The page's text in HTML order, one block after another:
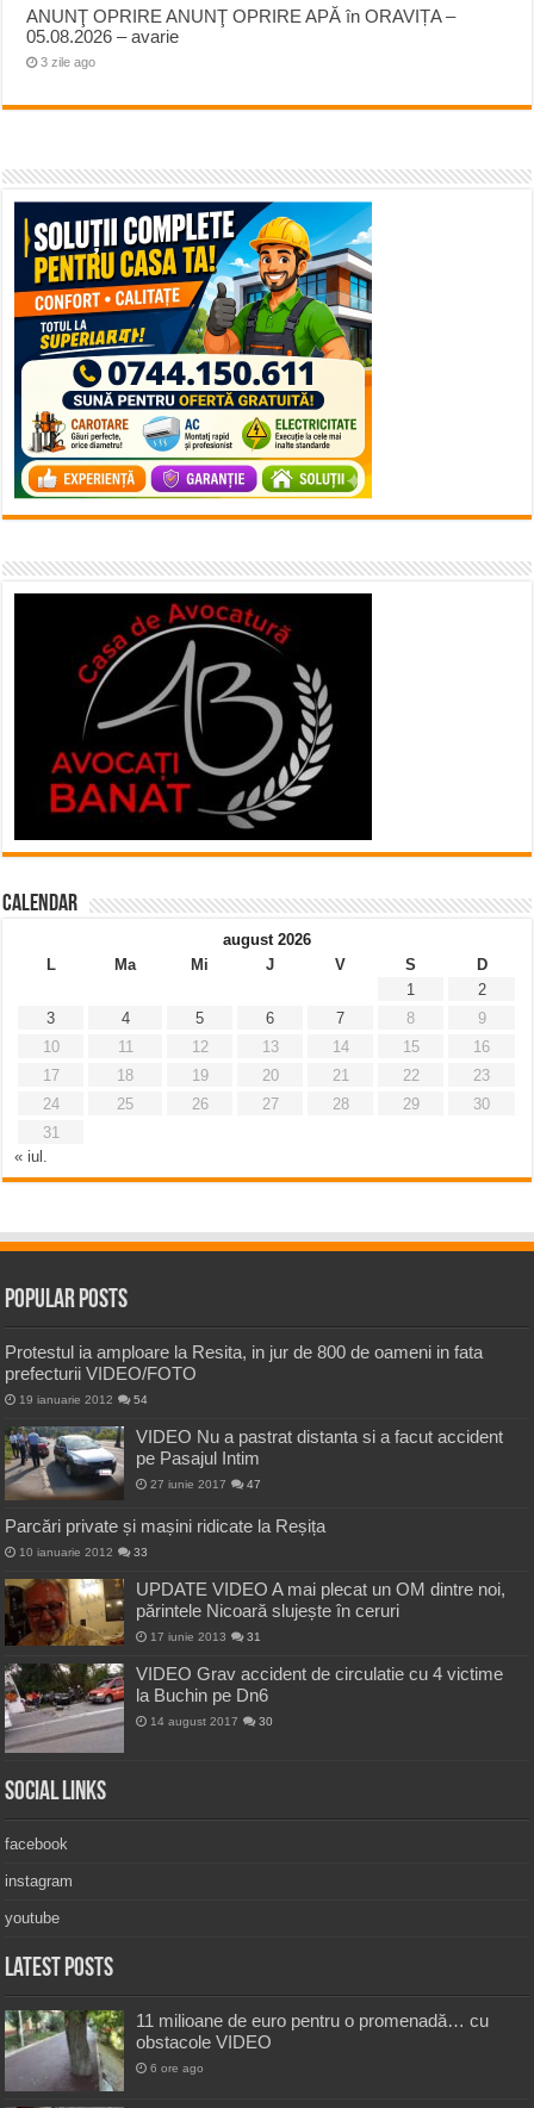
ANUNŢ OPRIRE ANUNŢ OPRIRE APĂ în ORAVIȚA –
05.08.2026 – avarie
3 zile ago
Calendar
august 2026
L
Ma Mi J V S
D
1
2
3
4 5 6 7 8
9
10
11 12 13 14 15
16
17
18 19 20 21 22
23
24
25 26 27 28 29
30
31
« iul.
Popular Posts
Protestul ia amploare la Resita, in jur de 800 de oameni in fata
prefecturii VIDEO/FOTO
19 ianuarie 2012 54
VIDEO Nu a pastrat distanta si a facut accident
pe Pasajul Intim
27 iunie 2017 47
Parcări private și mașini ridicate la Reșița
10 ianuarie 2012 33
UPDATE VIDEO A mai plecat un OM dintre noi,
părintele Nicoară slujește în ceruri
17 iunie 2013 31
VIDEO Grav accident de circulatie cu 4 victime
la Buchin pe Dn6
14 august 2017 30
Social Links
facebook
instagram
youtube
Latest Posts
11 milioane de euro pentru o promenadă… cu
obstacole VIDEO
6 ore ago